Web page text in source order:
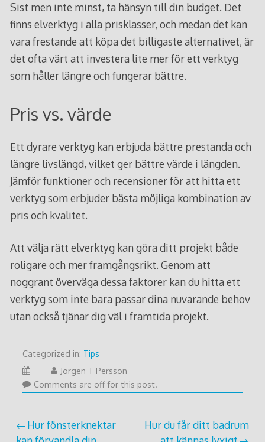
Sist men inte minst, ta hänsyn till din budget. Det
finns elverktyg i alla prisklasser, och medan det kan
vara frestande att köpa det billigaste alternativet, är
det ofta värt att investera lite mer för ett verktyg
som håller längre och fungerar bättre.
Pris vs. värde
Ett dyrare verktyg kan erbjuda bättre prestanda och
längre livslängd, vilket ger bättre värde i längden.
Jämför funktioner och recensioner för att hitta ett
verktyg som erbjuder bästa möjliga kombination av
pris och kvalitet.
Att välja rätt elverktyg kan göra ditt projekt både
roligare och mer framgångsrikt. Genom att
noggrant överväga dessa faktorer kan du hitta ett
verktyg som inte bara passar dina nuvarande behov
utan också tjänar dig väl i framtida projekt.
Categorized in: Tips
Jörgen T Persson
Comments are off for this post.
Post
Hur fönsterknektar
Hur du får ditt badrum